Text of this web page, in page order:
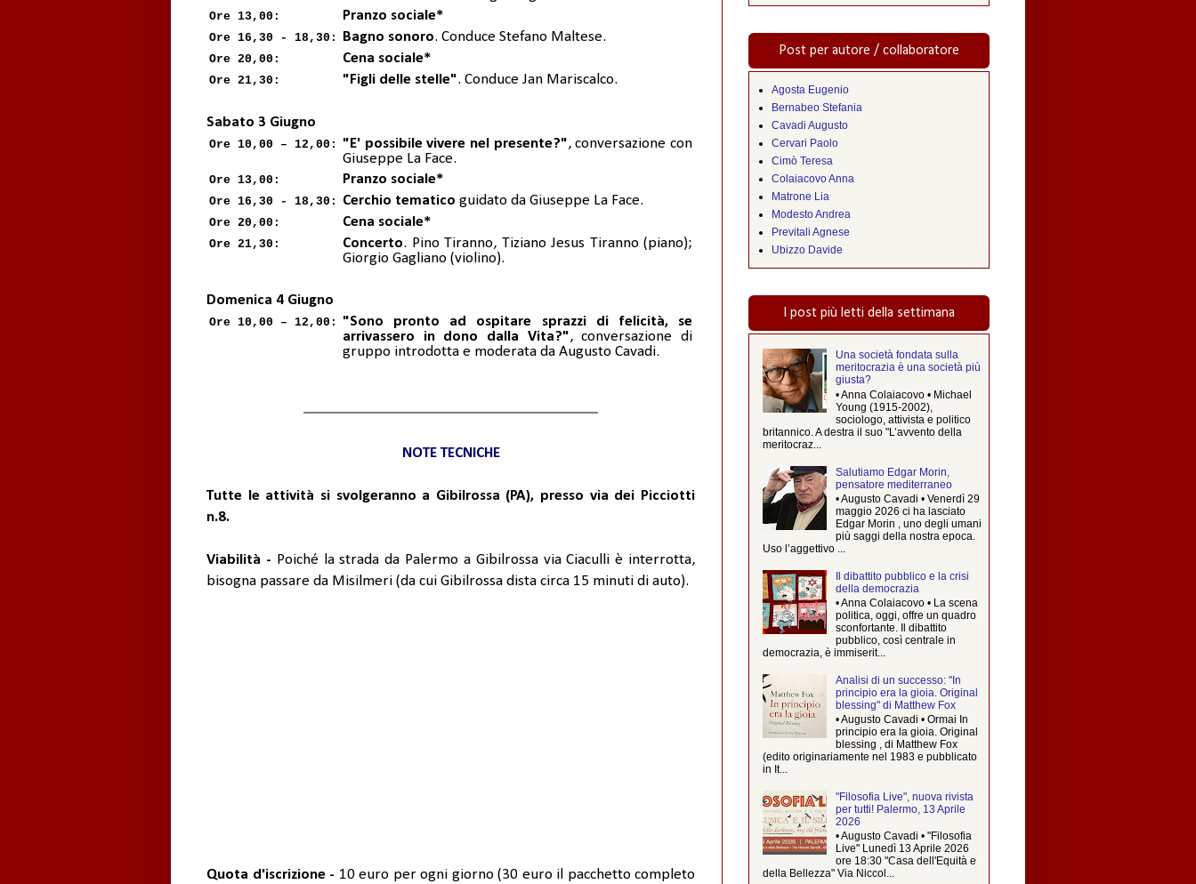
Ore 13,00: Pranzo sociale*
Ore 16,30 - 18,30: Bagno sonoro. Conduce Stefano Maltese.
Ore 20,00: Cena sociale*
Ore 21,30: "Figli delle stelle". Conduce Jan Mariscalco.
Sabato 3 Giugno
Ore 10,00 – 12,00: "E' possibile vivere nel presente?", conversazione con
Giuseppe La Face.
Ore 13,00: Pranzo sociale*
Ore 16,30 - 18,30: Cerchio tematico guidato da Giuseppe La Face.
Ore 20,00: Cena sociale*
Ore 21,30: Concerto. Pino Tiranno, Tiziano Jesus Tiranno (piano);
Giorgio Gagliano (violino).
Domenica 4 Giugno
Ore 10,00 – 12,00:
"Sono pronto ad ospitare sprazzi di felicità, se
arrivassero in dono dalla Vita?", conversazione di
gruppo introdotta e moderata da Augusto Cavadi.
NOTE TECNICHE
Tutte le attività si svolgeranno a Gibilrossa (PA), presso via dei Picciotti
n.8.
Viabilità - Poiché la strada da Palermo a Gibilrossa via Ciaculli è interrotta,
bisogna passare da Misilmeri (da cui Gibilrossa dista circa 15 minuti di auto).
Quota d'iscrizione - 10 euro per ogni giorno (30 euro il pacchetto completo
Post per autore / collaboratore
Agosta Eugenio
Bernabeo Stefania
Cavadi Augusto
Cervari Paolo
Cimò Teresa
Colaiacovo Anna
Matrone Lia
Modesto Andrea
Previtali Agnese
Ubizzo Davide
I post più letti della settimana
Una società fondata sulla
meritocrazia è una società più
giusta?
• Anna Colaiacovo • Michael
Young (1915-2002),
sociologo, attivista e politico
britannico. A destra il suo "L’avvento della
meritocraz...
Salutiamo Edgar Morin,
pensatore mediterraneo
• Augusto Cavadi • Venerdì 29
maggio 2026 ci ha lasciato
Edgar Morin , uno degli umani
più saggi della nostra epoca.
Uso l’aggettivo ...
Il dibattito pubblico e la crisi
della democrazia
• Anna Colaiacovo • La scena
politica, oggi, offre un quadro
sconfortante. Il dibattito
pubblico, così centrale in
democrazia, è immiserit...
Analisi di un successo: "In
principio era la gioia. Original
blessing" di Matthew Fox
• Augusto Cavadi • Ormai In
principio era la gioia. Original
blessing , di Matthew Fox
(edito originariamente nel 1983 e pubblicato
in It...
"Filosofia Live", nuova rivista
per tutti! Palermo, 13 Aprile
2026
• Augusto Cavadi • "Filosofia
Live" Lunedì 13 Aprile 2026
ore 18:30 "Casa dell'Equità e
della Bellezza" Via Niccol...